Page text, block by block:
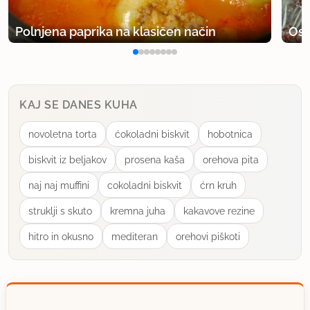
Polnjena paprika na klasičen način
KAJ SE DANES KUHA
novoletna torta ćokoladni biskvit hobotnica
biskvit iz beljakov prosena kaša orehova pita
naj naj muffini cokoladni biskvit ćrn kruh
struklji s skuto kremna juha kakavove rezine
hitro in okusno mediteran orehovi piškoti